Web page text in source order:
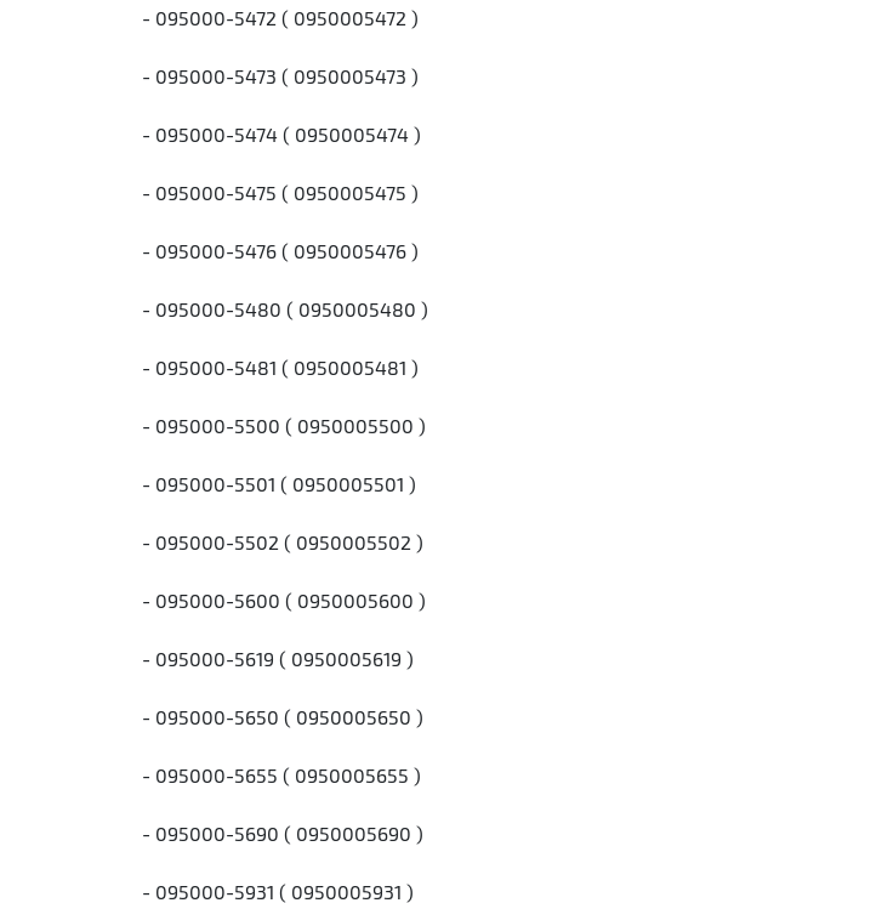
- 095000-5472 ( 0950005472 )
- 095000-5473 ( 0950005473 )
- 095000-5474 ( 0950005474 )
- 095000-5475 ( 0950005475 )
- 095000-5476 ( 0950005476 )
- 095000-5480 ( 0950005480 )
- 095000-5481 ( 0950005481 )
- 095000-5500 ( 0950005500 )
- 095000-5501 ( 0950005501 )
- 095000-5502 ( 0950005502 )
- 095000-5600 ( 0950005600 )
- 095000-5619 ( 0950005619 )
- 095000-5650 ( 0950005650 )
- 095000-5655 ( 0950005655 )
- 095000-5690 ( 0950005690 )
- 095000-5931 ( 0950005931 )